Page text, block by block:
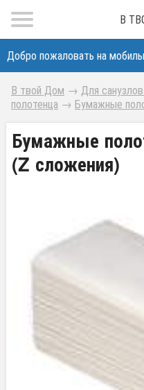
В
Добро пожаловать на
В твой Дом → Для
полотенца → Бумажные
Бумажные
(Z сложения)